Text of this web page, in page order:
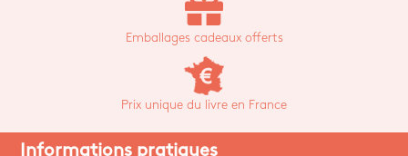
Emballages cadeaux offerts
Prix unique du livre en France
Informations pratiques